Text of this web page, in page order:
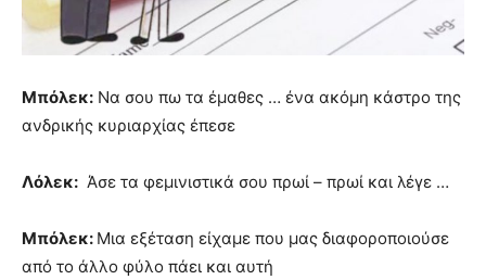
Μπόλεκ: Να σου πω τα έμαθες … ένα ακόμη κάστρο της
ανδρικής κυριαρχίας έπεσε
Λόλεκ: Άσε τα φεμινιστικά σου πρωί – πρωί και λέγε …
Μπόλεκ: Μια εξέταση είχαμε που μας διαφοροποιούσε
από το άλλο φύλο πάει και αυτή